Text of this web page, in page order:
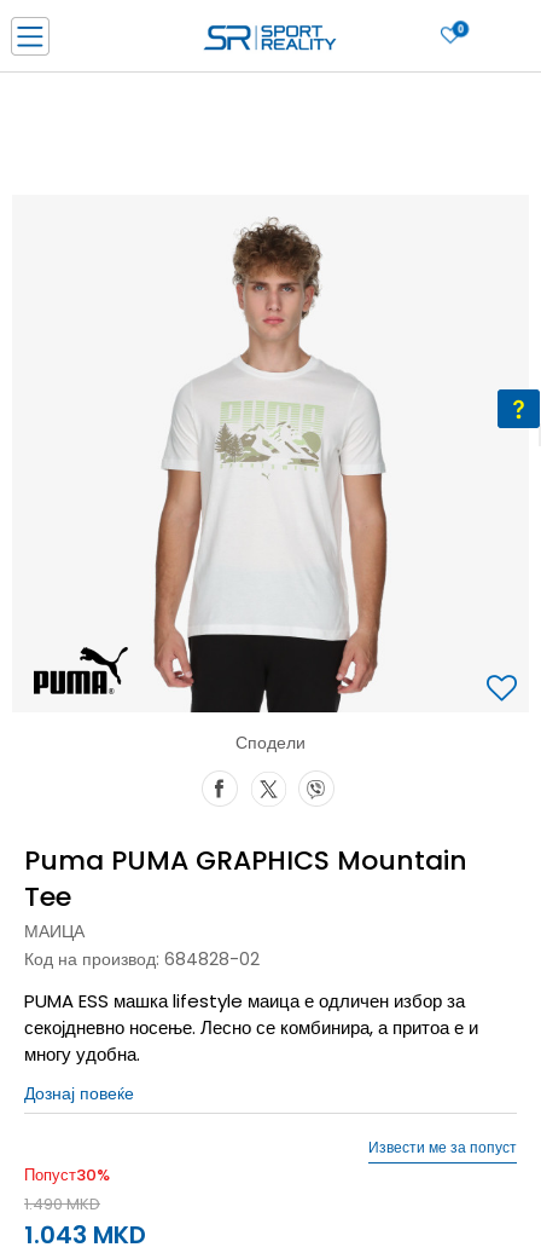
0
ДОЗНАЈ ПОВЕЌЕ
Ценовник
ДОЗНАЈ ПОВЕЌЕ
Сподели
Puma PUMA GRAPHICS Mountain
Tee
МАИЦА
Код на производ: 684828-02
PUMA ESS машка lifestyle маица е одличен избор за
секојдневно носење. Лесно се комбинира, а притоа е и
многу удобна.
Дознај повеќе
Попуст30%
1.490MKD
1.043 MKD
Извести ме за попуст